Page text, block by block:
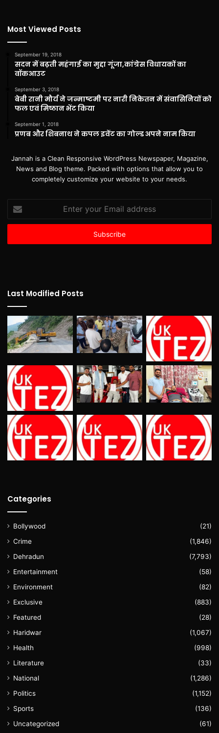
Most Viewed Posts
September 19, 2018
सदन में बढ़ती महंगाई का मुद्दा गूंजा,कांग्रेस विधायकों का
वॉकआउट
September 3, 2018
बेबी रानी मौर्य ने जन्माष्टमी पर नारी निकेतन में संवासिनियों को
फल एवं मिष्ठान भेंट किया
September 1, 2018
प्रणब और शिबनाथ ने कपल इवेंट का गोल्ड अपने नाम किया
Jannah is a Clean Responsive WordPress Newspaper, Magazine,
News and Blog theme. Packed with options that allow you to
completely customize your website to your needs.
Enter
your
Email
Last Modified Posts
Categories
Bollywood
(21)
Crime
(1,846)
Dehradun
(7,793)
Entertainment
(58)
Environment
(82)
Exclusive
(883)
Featured
(28)
Haridwar
(1,067)
Health
(998)
Literature
(33)
National
(1,286)
Politics
(1,152)
Sports
(136)
Uncategorized
(61)